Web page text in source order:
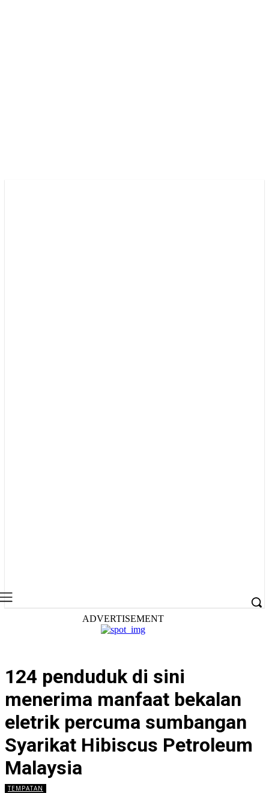
ADVERTISEMENT
124 penduduk di sini
menerima manfaat bekalan
eletrik percuma sumbangan
Syarikat Hibiscus Petroleum
Malaysia
TEMPATAN